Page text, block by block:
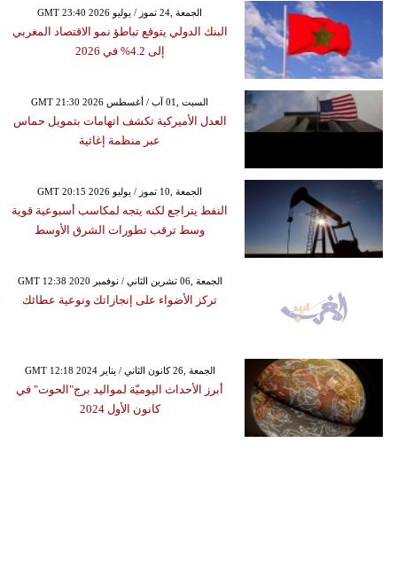
GMT 23:40 2026 الجمعة ,24 تموز / يوليو
البنك الدولي يتوقع تباطؤ نمو الاقتصاد المغربي
إلى 4.2% في 2026
GMT 21:30 2026 السبت ,01 آب / أغسطس
العدل الأميركية تكشف اتهامات بتمويل حماس
عبر منظمة إغاثية
GMT 20:15 2026 الجمعة ,10 تموز / يوليو
النفط يتراجع لكنه يتجه لمكاسب أسبوعية قوية
وسط ترقب تطورات الشرق الأوسط
GMT 12:38 2020 الجمعة ,06 تشرين الثاني / نوفمبر
تركز الأضواء على إنجازاتك ونوعية عطائك
GMT 12:18 2024 الجمعة ,26 كانون الثاني / يناير
أبرز الأحداث اليوميّة لمواليد برج"الحوت" في
كانون الأول 2024